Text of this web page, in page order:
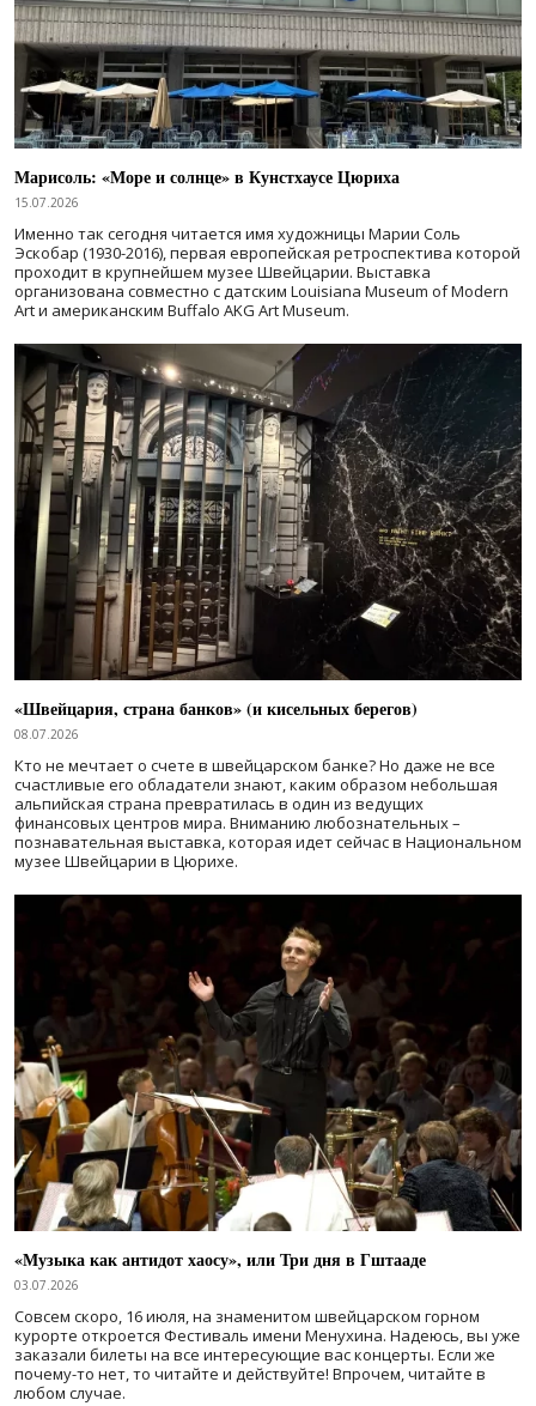
Марисоль: «Море и солнце» в Кунстхаусе Цюриха
15.07.2026
Именно так сегодня читается имя художницы Марии Соль
Эскобар (1930-2016), первая европейская ретроспектива которой
проходит в крупнейшем музее Швейцарии. Выставка
организована совместно с датским Louisiana Museum of Modern
Art и американским Buffalo AKG Art Museum.
«Швейцария, страна банков» (и кисельных берегов)
08.07.2026
Кто не мечтает о счете в швейцарском банке? Но даже не все
счастливые его обладатели знают, каким образом небольшая
альпийская страна превратилась в один из ведущих
финансовых центров мира. Вниманию любознательных –
познавательная выставка, которая идет сейчас в Национальном
музее Швейцарии в Цюрихе.
«Музыка как антидот хаосу», или Три дня в Гштааде
03.07.2026
Совсем скоро, 16 июля, на знаменитом швейцарском горном
курорте откроется Фестиваль имени Менухина. Надеюсь, вы уже
заказали билеты на все интересующие вас концерты. Если же
почему-то нет, то читайте и действуйте! Впрочем, читайте в
любом случае.